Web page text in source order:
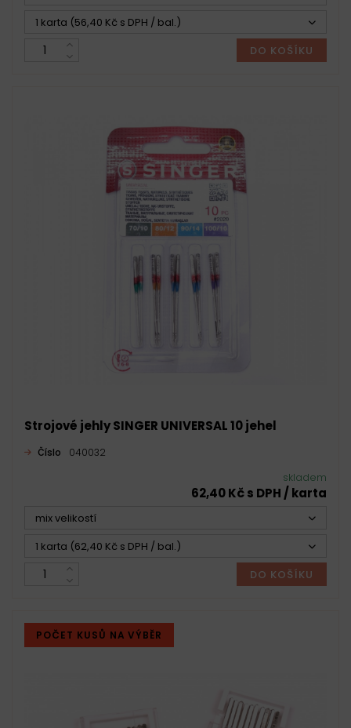
1 karta (56,40 Kč s DPH / bal.)
DO KOŠÍKU
Strojové jehly SINGER UNIVERSAL 10 jehel
Číslo 040032
skladem
62,40 Kč s DPH / karta
mix velikostí
1 karta (62,40 Kč s DPH / bal.)
DO KOŠÍKU
POČET KUSŮ NA VÝBĚR